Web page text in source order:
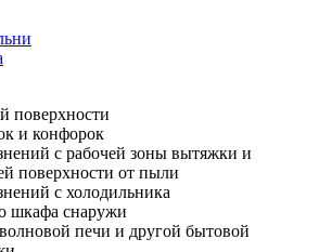
поверхности
и конфорок
с рабочей зоны вытяжки и
поверхности от пыли
с холодильника
шкафа снаружи
печи и другой бытовой